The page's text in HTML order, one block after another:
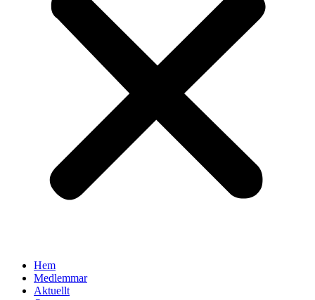
Hem
Medlemmar
Aktuellt